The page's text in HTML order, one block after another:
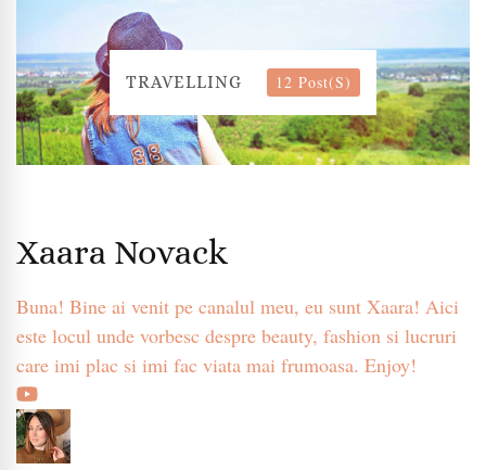
TRAVELLING 12 Post(s)
Xaara Novack
Buna! Bine ai venit pe canalul meu, eu sunt Xaara! Aici
este locul unde vorbesc despre beauty, fashion si lucruri
care imi plac si imi fac viata mai frumoasa. Enjoy!